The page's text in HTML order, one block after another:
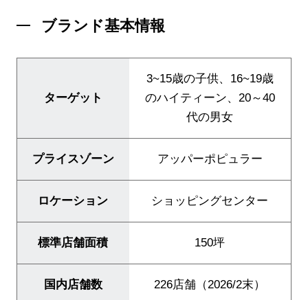
ニュース
採用情報
ブランド基本情報
ターゲット
3~15歳の子供、16~19歳
のハイティーン、20～40
代の男女
プライスゾーン アッパーポピュラー
ロケーション ショッピングセンター
標準店舗面積 150坪
国内店舗数 226店舗（2026/2末）